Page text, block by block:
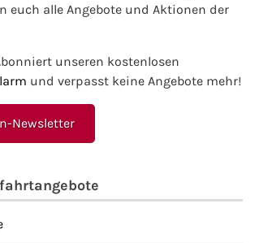
euch alle Angebote und Aktionen der
unseren kostenlosen
und verpasst keine Angebote mehr!
Newsletter